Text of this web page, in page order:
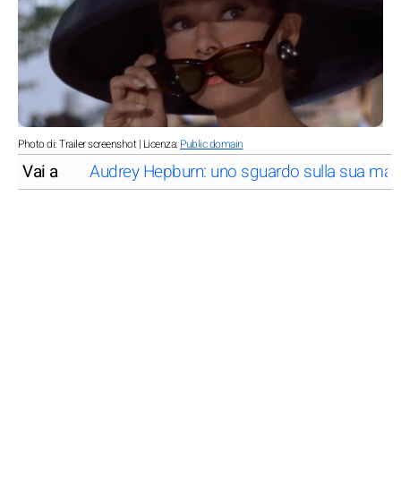
Photo di: Trailer screenshot | Licenza: Public domain
Vai a Audrey Hepburn: uno sguardo sulla sua